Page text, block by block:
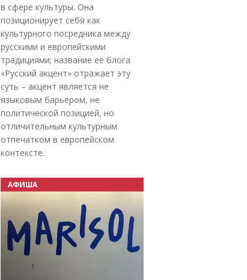
в сфере культуры. Она
позиционирует себя как
культурного посредника между
русскими и европейскими
традициями; название её блога
«Русский акцент» отражает эту
суть – акцент является не
языковым барьером, не
политической позицией, но
отличительным культурным
отпечатком в европейском
контексте.
АФИША